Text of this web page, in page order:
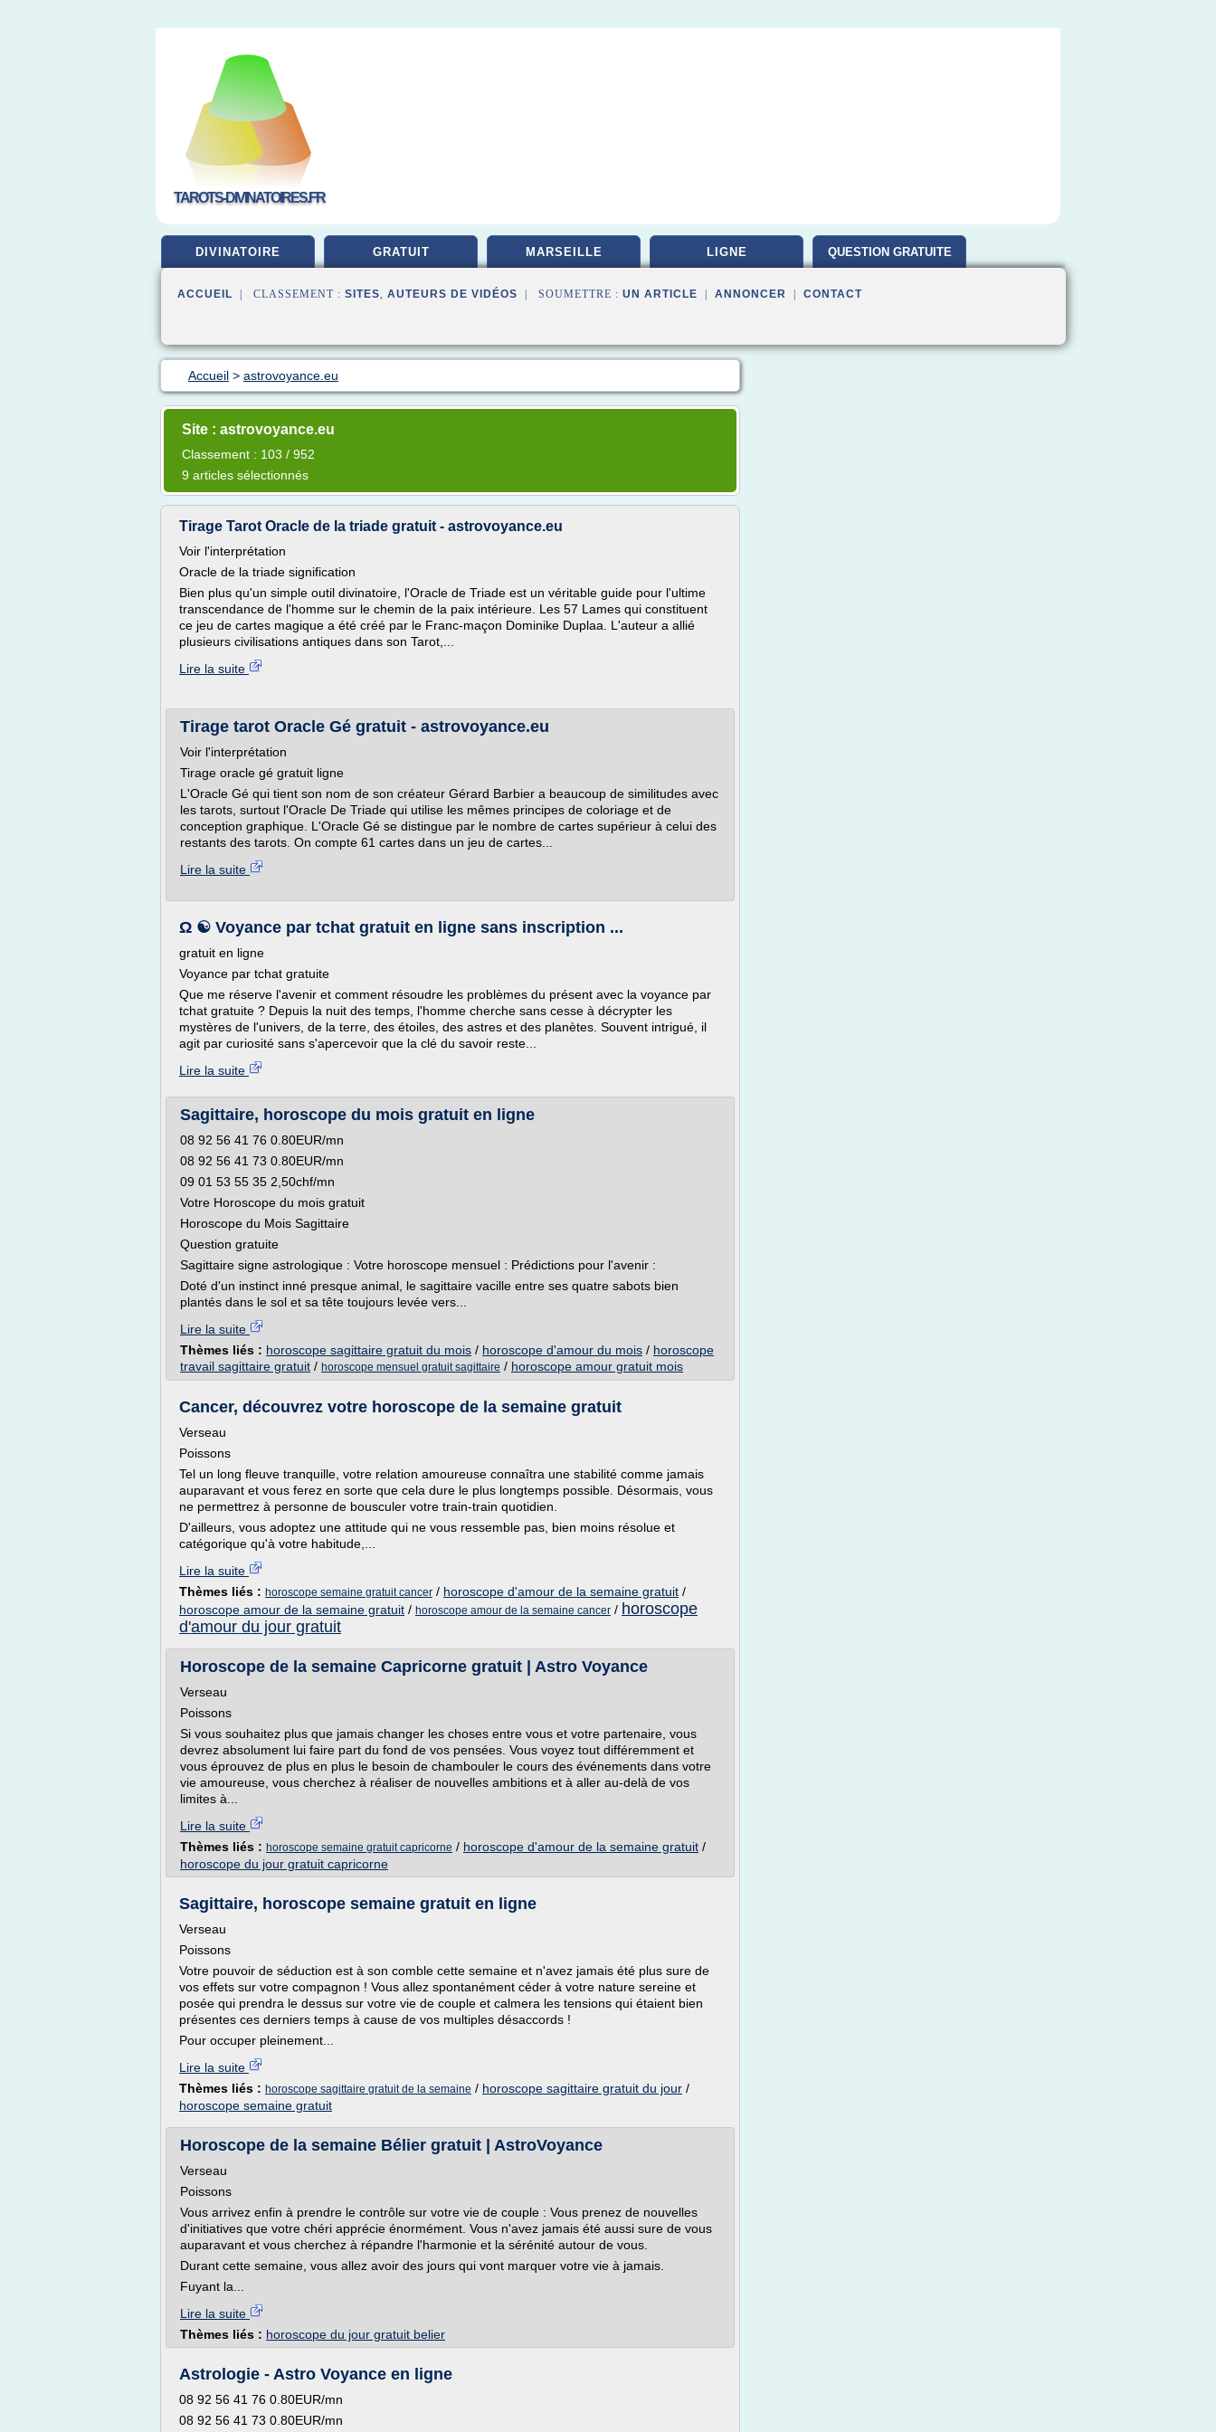
TAROTS-DIVINATOIRES.FR
DIVINATOIRE GRATUIT MARSEILLE LIGNE QUESTION GRATUITE
ACCUEIL | CLASSEMENT : SITES, AUTEURS DE VIDÉOS | SOUMETTRE : UN ARTICLE ANNONCER CONTACT
Accueil > astrovoyance.eu
Site : astrovoyance.eu
Classement : 103 / 952
9 articles sélectionnés
Tirage Tarot Oracle de la triade gratuit - astrovoyance.eu
Voir l'interprétation
Oracle de la triade signification
Bien plus qu'un simple outil divinatoire, l'Oracle de Triade est un véritable guide pour l'ultime
transcendance de l'homme sur le chemin de la paix intérieure. Les 57 Lames qui constituent
ce jeu de cartes magique a été créé par le Franc-maçon Dominike Duplaa. L'auteur a allié
plusieurs civilisations antiques dans son Tarot,...
Lire la suite
Tirage tarot Oracle Gé gratuit - astrovoyance.eu
Voir l'interprétation
Tirage oracle gé gratuit ligne
L'Oracle Gé qui tient son nom de son créateur Gérard Barbier a beaucoup de similitudes avec
les tarots, surtout l'Oracle De Triade qui utilise les mêmes principes de coloriage et de
conception graphique. L'Oracle Gé se distingue par le nombre de cartes supérieur à celui des
restants des tarots. On compte 61 cartes dans un jeu de cartes...
Lire la suite
Ω ☯ Voyance par tchat gratuit en ligne sans inscription ...
gratuit en ligne
Voyance par tchat gratuite
Que me réserve l'avenir et comment résoudre les problèmes du présent avec la voyance par
tchat gratuite ? Depuis la nuit des temps, l'homme cherche sans cesse à décrypter les
mystères de l'univers, de la terre, des étoiles, des astres et des planètes. Souvent intrigué, il
agit par curiosité sans s'apercevoir que la clé du savoir reste...
Lire la suite
Sagittaire, horoscope du mois gratuit en ligne
08 92 56 41 76 0.80EUR/mn
08 92 56 41 73 0.80EUR/mn
09 01 53 55 35 2,50chf/mn
Votre Horoscope du mois gratuit
Horoscope du Mois Sagittaire
Question gratuite
Sagittaire signe astrologique : Votre horoscope mensuel : Prédictions pour l'avenir :
Doté d'un instinct inné presque animal, le sagittaire vacille entre ses quatre sabots bien
plantés dans le sol et sa tête toujours levée vers...
Lire la suite
Thèmes liés : horoscope sagittaire gratuit du mois / horoscope d'amour du mois / horoscope
travail sagittaire gratuit / horoscope mensuel gratuit sagittaire / horoscope amour gratuit mois
Cancer, découvrez votre horoscope de la semaine gratuit
Verseau
Poissons
Tel un long fleuve tranquille, votre relation amoureuse connaîtra une stabilité comme jamais
auparavant et vous ferez en sorte que cela dure le plus longtemps possible. Désormais, vous
ne permettrez à personne de bousculer votre train-train quotidien.
D'ailleurs, vous adoptez une attitude qui ne vous ressemble pas, bien moins résolue et
catégorique qu'à votre habitude,...
Lire la suite
Thèmes liés : horoscope semaine gratuit cancer / horoscope d'amour de la semaine gratuit /
horoscope amour de la semaine gratuit / horoscope amour de la semaine cancer / horoscope
d'amour du jour gratuit
Horoscope de la semaine Capricorne gratuit | Astro Voyance
Verseau
Poissons
Si vous souhaitez plus que jamais changer les choses entre vous et votre partenaire, vous
devrez absolument lui faire part du fond de vos pensées. Vous voyez tout différemment et
vous éprouvez de plus en plus le besoin de chambouler le cours des événements dans votre
vie amoureuse, vous cherchez à réaliser de nouvelles ambitions et à aller au-delà de vos
limites à...
Lire la suite
Thèmes liés : horoscope semaine gratuit capricorne / horoscope d'amour de la semaine gratuit /
horoscope du jour gratuit capricorne
Sagittaire, horoscope semaine gratuit en ligne
Verseau
Poissons
Votre pouvoir de séduction est à son comble cette semaine et n'avez jamais été plus sure de
vos effets sur votre compagnon ! Vous allez spontanément céder à votre nature sereine et
posée qui prendra le dessus sur votre vie de couple et calmera les tensions qui étaient bien
présentes ces derniers temps à cause de vos multiples désaccords !
Pour occuper pleinement...
Lire la suite
Thèmes liés : horoscope sagittaire gratuit de la semaine / horoscope sagittaire gratuit du jour /
horoscope semaine gratuit
Horoscope de la semaine Bélier gratuit | AstroVoyance
Verseau
Poissons
Vous arrivez enfin à prendre le contrôle sur votre vie de couple : Vous prenez de nouvelles
d'initiatives que votre chéri apprécie énormément. Vous n'avez jamais été aussi sure de vous
auparavant et vous cherchez à répandre l'harmonie et la sérénité autour de vous.
Durant cette semaine, vous allez avoir des jours qui vont marquer votre vie à jamais.
Fuyant la...
Lire la suite
Thèmes liés : horoscope du jour gratuit belier
Astrologie - Astro Voyance en ligne
08 92 56 41 76 0.80EUR/mn
08 92 56 41 73 0.80EUR/mn